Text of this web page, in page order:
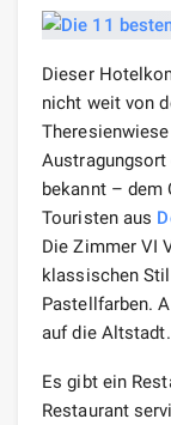
Dieser
nicht weit von
bekannt – dem
Touristen aus
Die Zimmer VI
klassischen
Pastellfarben.
auf die Altstadt.
Es gibt ein
Restaurant